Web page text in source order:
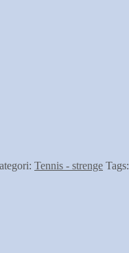
Tennis - strenge Tags: